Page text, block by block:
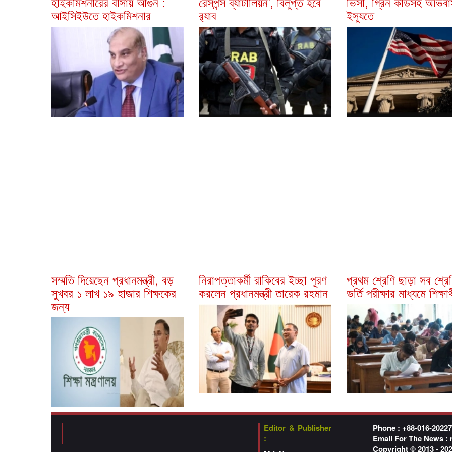
আইসিইউতে হাইকমিশনার র‍্যাব ইস্যুতে
সম্মতি দিয়েছেন প্রধানমন্ত্রী, বড়
সুখবর ১ লাখ ১৯ হাজার শিক্ষকের
জন্য
নিরাপত্তাকর্মী রাকিবের ইচ্ছা পূরণ
করলেন প্রধানমন্ত্রী তারেক রহমান
প্রথম শ্রেণি ছাড়া সব
ভর্তি পরীক্ষার মাধ্যমে
Editor & Publisher
:
Phone : +88-016-
Email For The News :
Copyright © 2013 -